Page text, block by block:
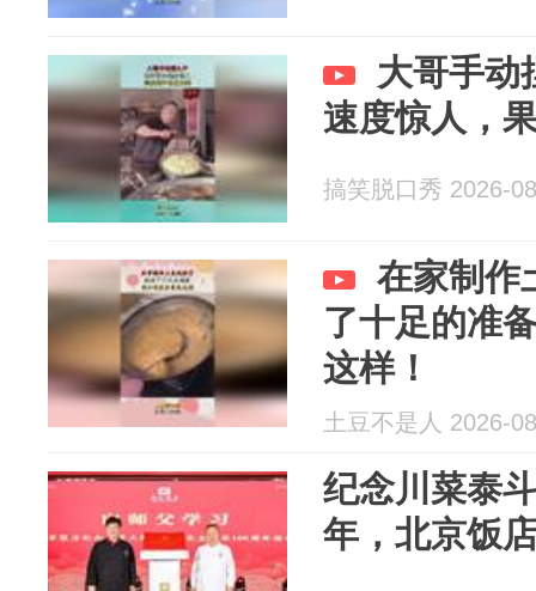
大哥手动
速度惊人，
搞笑脱口秀 2026-
在家制作
了十足的准
这样！
土豆不是人 2026-
纪念川菜泰
年，北京饭